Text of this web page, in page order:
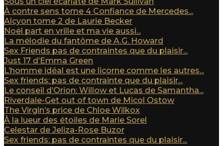
À contre sens tome 4 Confiance de Mercedes...
Alcyon tome 2 de Laurie Becker
Noël part en vrille et ma vie aussi...
La mélodie du fantôme de A.G. Howard
Sex Friends pas de contraintes que du plaisir...
Just 17 d’Emma Green
L’homme idéal est une licorne comme les autres...
Sex friends: pas de contrainte que du plaisir...
Le conseil d’Orion: Willow et Lucas de Samantha...
Riverdale-Get out of town de Micol Ostow
The Virgin’s price de Chloe Wilkox
À la lueur des étoiles de Marie Sorel
Celestar de Jeliza-Rose Buzor
Sex friends: pas de contraintes que du plaisir...